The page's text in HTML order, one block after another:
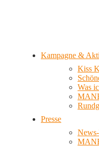
Kampagne &
Kiss
Was
Presse